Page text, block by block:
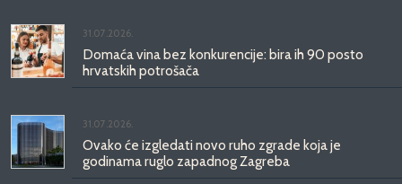
31.07.2026.
Domaća vina bez konkurencije: bira ih 90 posto
hrvatskih potrošača
31.07.2026.
Ovako će izgledati novo ruho zgrade koja je
godinama ruglo zapadnog Zagreba